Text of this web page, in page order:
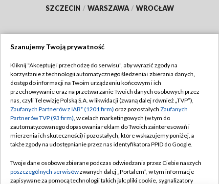
SZCZECIN / WARSZAWA / WROCŁAW
TVP
Abonament TVP
Emisja w TVP
Centrum informacji TVP
Naziemna Telewizja Cyfrowa
Rada Programowa
Regulamin TVP
Polityka prywatności
Moje zgody
Pomoc
Kontakt
Szanujemy Twoją prywatność
Kliknij "Akceptuję i przechodzę do serwisu", aby wyrazić zgody na
korzystanie z technologii automatycznego śledzenia i zbierania danych,
dostęp do informacji na Twoim urządzeniu końcowym i ich
przechowywanie oraz na przetwarzanie Twoich danych osobowych przez
nas, czyli Telewizję Polską S.A. w likwidacji (zwaną dalej również „TVP”),
Zaufanych Partnerów z IAB* (1201 firm) oraz pozostałych Zaufanych
Partnerów TVP (93 firm), w celach marketingowych (w tym do
zautomatyzowanego dopasowania reklam do Twoich zainteresowań i
mierzenia ich skuteczności) i pozostałych, które wskazujemy poniżej, a
także zgody na udostępnianie przez nas identyfikatora PPID do Google.
Twoje dane osobowe zbierane podczas odwiedzania przez Ciebie naszych
poszczególnych serwisówzwanych dalej „Portalem”, w tym informacje
zapisywane za pomocą technologii takich jak: pliki cookie, sygnalizatory